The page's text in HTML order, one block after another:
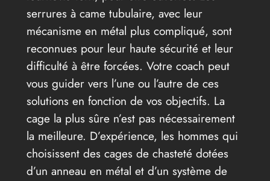
serrures à came tubulaire, avec leur
mécanisme en métal plus compliqué, sont
reconnues pour leur haute sécurité et leur
difficulté à être forcées. Votre coach peut
vous guider vers l’une ou l’autre de ces
solutions en fonction de vos objectifs. La
cage la plus sûre n’est pas nécessairement
la meilleure. D’expérience, les hommes qui
choisissent des cages de chasteté dotées
d’un anneau en métal et d’un système de